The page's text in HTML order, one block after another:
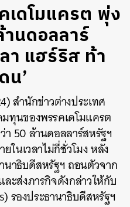
ดโมแครต พุ่ง
นดอลลาร์
แฮร์ริส ท้า
น’
สำนักข่าวต่างประเทศ
ทุนของพรรคเดโมแครต
50 ล้านดอลลาร์สหรัฐฯ
ในเวลาไม่กี่ชั่วโมง หลัง
นาธิบดีสหรัฐฯ ถอนตัวจาก
ละส่งภารกิจดังกล่าวให้กับ
รองประธานาธิบดีสหรัฐฯ